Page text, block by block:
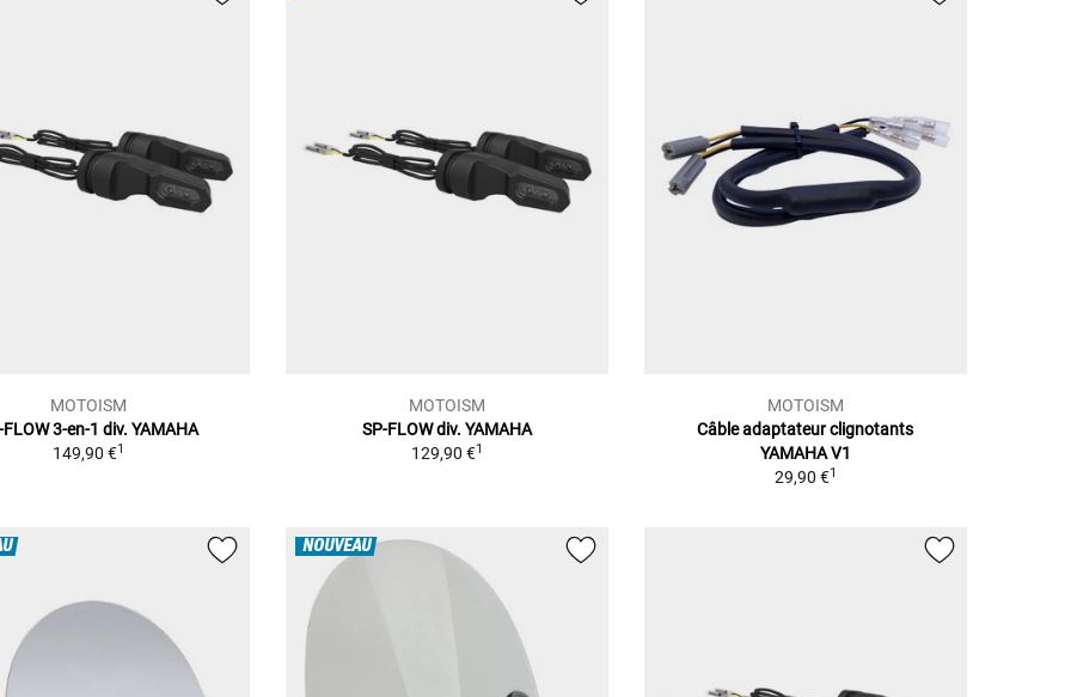
MOTOISM
FLOW 3-en-1 div. YAMAHA
149,90 €1
MOTOISM
SP-FLOW div. YAMAHA
129,90 €1
MOTOISM
Câble adaptateur clignotants
YAMAHA V1
29,90 €1
NOUVEAU